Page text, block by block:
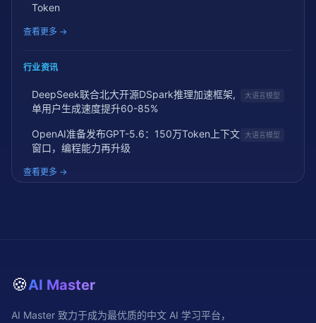
Token
查看更多 →
行业资讯
DeepSeek联合北大开源DSpark推理加速框架,
单用户生成速度提升60-85%
大语言模型
OpenAI准备发布GPT-5.6：150万Token上下文
窗口，编程能力再升级
大语言模型
查看更多 →
🍪AI Master
AI Master 致力于成为最优质的中文 AI 学习平台，